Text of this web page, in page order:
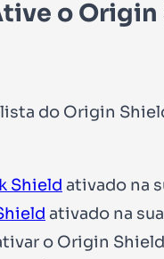
o
lista do Origin
Shield ativado na
ativado na
o Origin